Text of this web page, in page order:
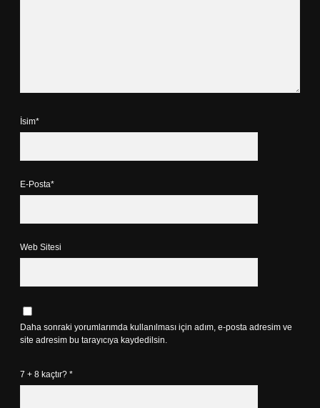
İsim*
E-Posta*
Web Sitesi
Daha sonraki yorumlarımda kullanılması için adım, e-posta adresim ve
site adresim bu tarayıcıya kaydedilsin.
7 + 8 kaçtır? *